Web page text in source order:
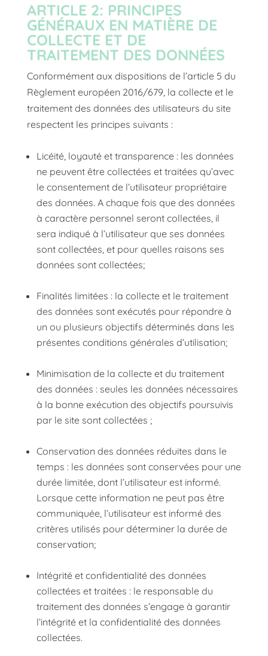
ARTICLE 2: PRINCIPES
GÉNÉRAUX EN MATIÈRE DE
COLLECTE ET DE
TRAITEMENT DES DONNÉES
Conformément aux dispositions de l’article 5 du
Règlement européen 2016/679, la collecte et le
traitement des données des utilisateurs du site
respectent les principes suivants :
Licéité, loyauté et transparence : les données
ne peuvent être collectées et traitées qu’avec
le consentement de l’utilisateur propriétaire
des données. A chaque fois que des données
à caractère personnel seront collectées, il
sera indiqué à l’utilisateur que ses données
sont collectées, et pour quelles raisons ses
données sont collectées;
Finalités limitées : la collecte et le traitement
des données sont exécutés pour répondre à
un ou plusieurs objectifs déterminés dans les
présentes conditions générales d’utilisation;
Minimisation de la collecte et du traitement
des données : seules les données nécessaires
à la bonne exécution des objectifs poursuivis
par le site sont collectées ;
Conservation des données réduites dans le
temps : les données sont conservées pour une
durée limitée, dont l’utilisateur est informé.
Lorsque cette information ne peut pas être
communiquée, l’utilisateur est informé des
critères utilisés pour déterminer la durée de
conservation;
Intégrité et confidentialité des données
collectées et traitées : le responsable du
traitement des données s’engage à garantir
l’intégrité et la confidentialité des données
collectées.